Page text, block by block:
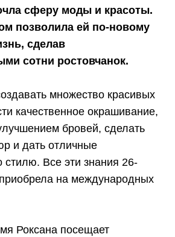
сферу моды и красоты.
позволила ей по-новому
сделав
сотни ростовчанок.
множество красивых
качественное окрашивание,
бровей, сделать
и дать отличные
стилю. Все эти знания 26-
на международных
Роксана посещает